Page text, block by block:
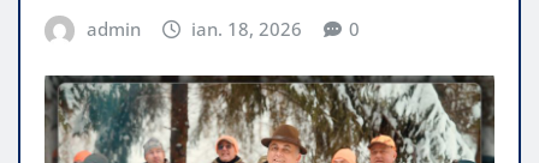
admin ian. 18, 2026 0